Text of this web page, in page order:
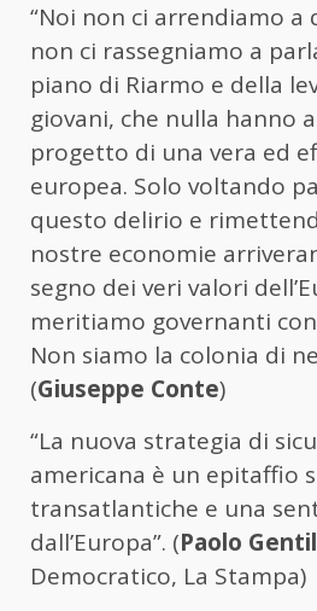
“Noi non ci arrendiamo a
non ci rassegniamo a
piano di Riarmo e della
giovani, che nulla hanno
progetto di una vera ed
europea. Solo voltando
questo delirio e
nostre economie
segno dei veri valori
meritiamo governanti
Non siamo la colonia di
(Giuseppe Conte)
“La nuova strategia di
americana è un epitaffio
transatlantiche e una
dall’Europa”. (Paolo
Democratico, La Stampa)